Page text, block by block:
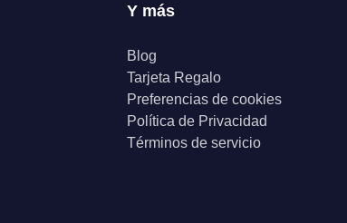
Y más
Blog
Tarjeta Regalo
Preferencias de cookies
Política de Privacidad
Términos de servicio